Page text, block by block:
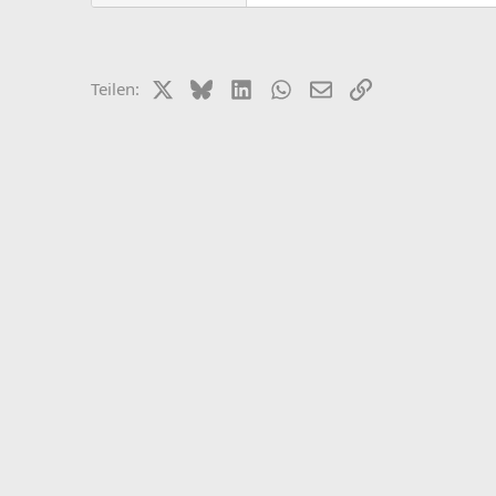
Teilen: X (Twitter)
BlueskyLinkedInWhatsApp
E-MailLink